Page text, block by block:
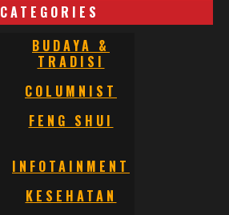
CATEGORIES
BUDAYA &
TRADISI
COLUMNIST
FENG SHUI
INFOTAINMENT
KESEHATAN